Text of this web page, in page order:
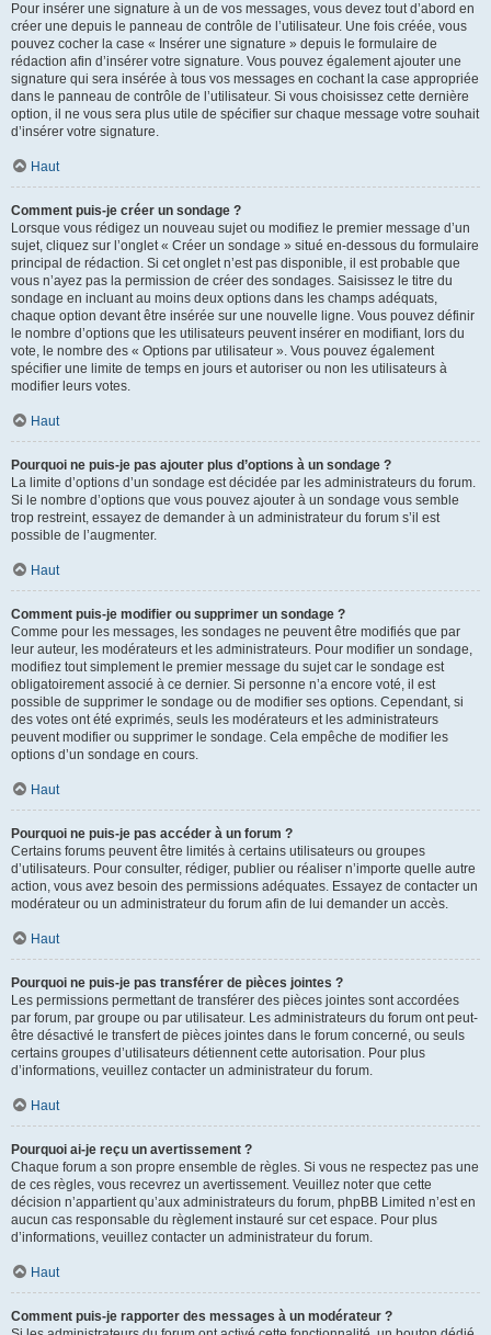
Pour insérer une signature à un de vos messages, vous devez tout d’abord en
créer une depuis le panneau de contrôle de l’utilisateur. Une fois créée, vous
pouvez cocher la case « Insérer une signature » depuis le formulaire de
rédaction afin d’insérer votre signature. Vous pouvez également ajouter une
signature qui sera insérée à tous vos messages en cochant la case appropriée
dans le panneau de contrôle de l’utilisateur. Si vous choisissez cette dernière
option, il ne vous sera plus utile de spécifier sur chaque message votre souhait
d’insérer votre signature.
Haut
Comment puis-je créer un sondage ?
Lorsque vous rédigez un nouveau sujet ou modifiez le premier message d’un
sujet, cliquez sur l’onglet « Créer un sondage » situé en-dessous du formulaire
principal de rédaction. Si cet onglet n’est pas disponible, il est probable que
vous n’ayez pas la permission de créer des sondages. Saisissez le titre du
sondage en incluant au moins deux options dans les champs adéquats,
chaque option devant être insérée sur une nouvelle ligne. Vous pouvez définir
le nombre d’options que les utilisateurs peuvent insérer en modifiant, lors du
vote, le nombre des « Options par utilisateur ». Vous pouvez également
spécifier une limite de temps en jours et autoriser ou non les utilisateurs à
modifier leurs votes.
Haut
Pourquoi ne puis-je pas ajouter plus d’options à un sondage ?
La limite d’options d’un sondage est décidée par les administrateurs du forum.
Si le nombre d’options que vous pouvez ajouter à un sondage vous semble
trop restreint, essayez de demander à un administrateur du forum s’il est
possible de l’augmenter.
Haut
Comment puis-je modifier ou supprimer un sondage ?
Comme pour les messages, les sondages ne peuvent être modifiés que par
leur auteur, les modérateurs et les administrateurs. Pour modifier un sondage,
modifiez tout simplement le premier message du sujet car le sondage est
obligatoirement associé à ce dernier. Si personne n’a encore voté, il est
possible de supprimer le sondage ou de modifier ses options. Cependant, si
des votes ont été exprimés, seuls les modérateurs et les administrateurs
peuvent modifier ou supprimer le sondage. Cela empêche de modifier les
options d’un sondage en cours.
Haut
Pourquoi ne puis-je pas accéder à un forum ?
Certains forums peuvent être limités à certains utilisateurs ou groupes
d’utilisateurs. Pour consulter, rédiger, publier ou réaliser n’importe quelle autre
action, vous avez besoin des permissions adéquates. Essayez de contacter un
modérateur ou un administrateur du forum afin de lui demander un accès.
Haut
Pourquoi ne puis-je pas transférer de pièces jointes ?
Les permissions permettant de transférer des pièces jointes sont accordées
par forum, par groupe ou par utilisateur. Les administrateurs du forum ont peut-
être désactivé le transfert de pièces jointes dans le forum concerné, ou seuls
certains groupes d’utilisateurs détiennent cette autorisation. Pour plus
d’informations, veuillez contacter un administrateur du forum.
Haut
Pourquoi ai-je reçu un avertissement ?
Chaque forum a son propre ensemble de règles. Si vous ne respectez pas une
de ces règles, vous recevrez un avertissement. Veuillez noter que cette
décision n’appartient qu’aux administrateurs du forum, phpBB Limited n’est en
aucun cas responsable du règlement instauré sur cet espace. Pour plus
d’informations, veuillez contacter un administrateur du forum.
Haut
Comment puis-je rapporter des messages à un modérateur ?